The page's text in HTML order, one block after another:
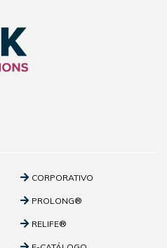
CORPORATIVO
PROLONG®
RELIFE®